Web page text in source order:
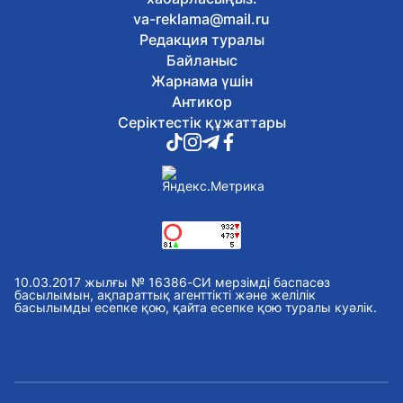
тақырыптық экскурсия өтті
Бүгін, 11:47
Елордада спорт күніне орай
бұқаралық велошеру өтті
Бүгін, 11:03
Қазақстандық ЖОО-лар
талапкерлерге 2 мыңнан астам грант
ұсынады
Бүгін, 10:08
Швейцариядағы Grand Slam турниріне
дзюдошылар белгілі болды
Бүгін, 09:05
Елордада 2 автобустың қозғалыс
Бүгін, 08:04
Бүгін Астанада ауа райы қандай
жұмыстарын жалғастырды
va-reklama@mail.ru
Редакция туралы
Байланыс
Жарнама үшін
Антикор
Серіктестік құжаттары
10.03.2017 жылғы № 16386-СИ мерзімді баспасөз
басылымын, ақпараттық агенттікті және желілік
басылымды есепке қою, қайта есепке қою туралы куәлік.